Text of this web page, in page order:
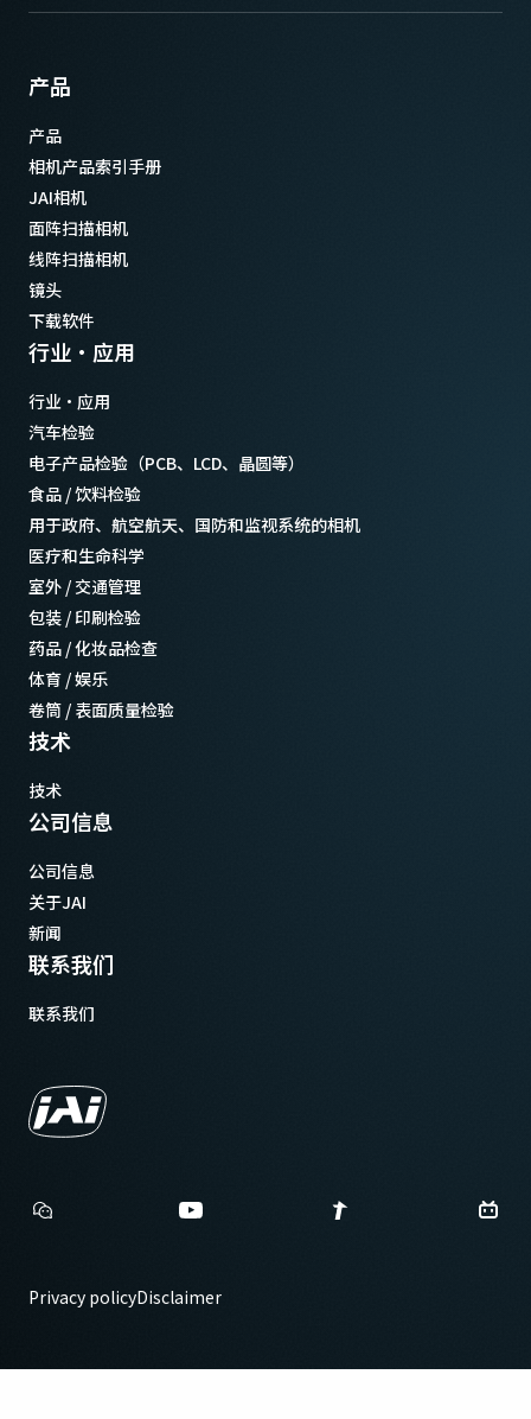
产品
产品
相机产品索引手册
JAI相机
面阵扫描相机
线阵扫描相机
镜头
下载软件
行业·应用
行业·应用
汽车检验
电子产品检验（PCB、LCD、晶圆等）
食品 / 饮料检验
用于政府、航空航天、国防和监视系统的相机
医疗和生命科学
室外 / 交通管理
包装 / 印刷检验
药品 / 化妆品检查
体育 / 娱乐
卷筒 / 表面质量检验
技术
技术
公司信息
公司信息
关于JAI
新闻
联系我们
联系我们
Privacy policyDisclaimer